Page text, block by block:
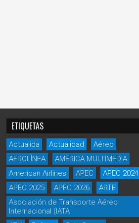
ETIQUETAS
Actualida Actualidad
Aéreo
AEROLÌNEA
AMÈRICA MULTIMEDIA
American Airlines
APEC
APEC 2024
APEC 2025
APEC 2026
ARTE
Asociación de Transporte Aéreo
Internacional (IATA